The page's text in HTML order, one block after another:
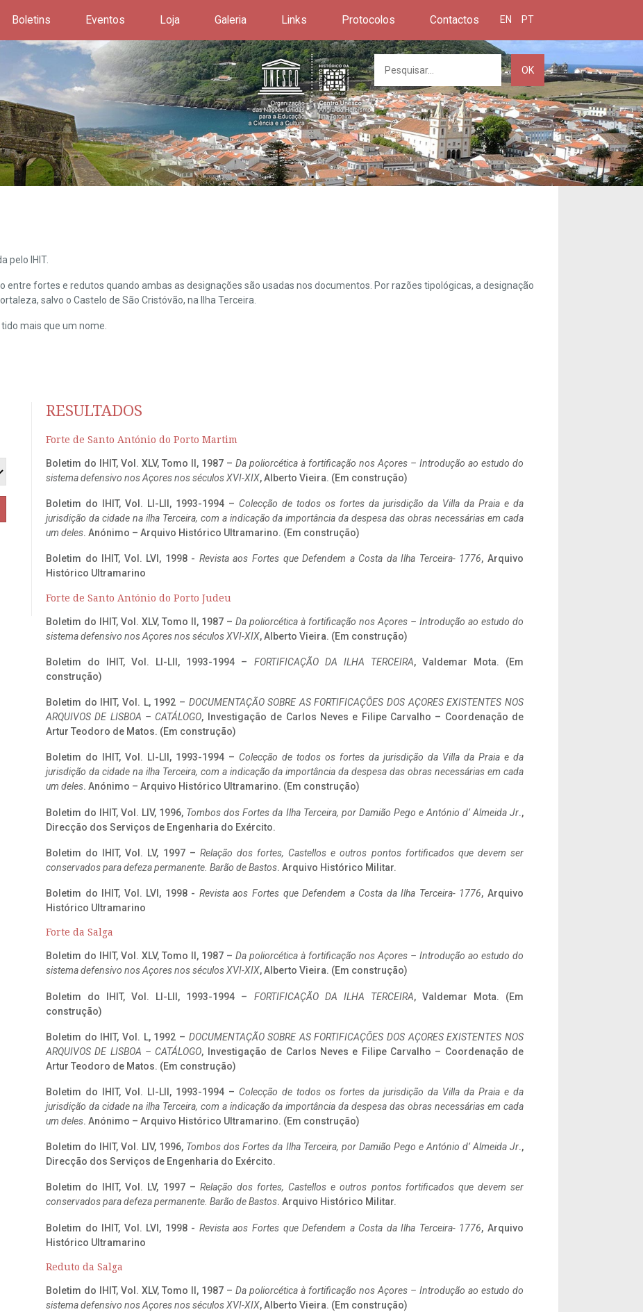
Boletins Eventos Loja Galeria Links Protocolos Contactos EN PT
OK
pelo IHIT.
entre fortes e redutos quando ambas as designações são usadas nos documentos. Por razões tipológicas, a designação
salvo o Castelo de São Cristóvão, na Ilha Terceira.
mais que um nome.
RESULTADOS
Forte de Santo António do Porto Martim
Boletim do IHIT, Vol. XLV, Tomo II, 1987 – Da poliorcética à fortificação nos Açores – Introdução ao estudo do
sistema defensivo nos Açores nos séculos XVI-XIX, Alberto Vieira. (Em construção)
Boletim do IHIT, Vol. LI-LII, 1993-1994 – Colecção de todos os fortes da jurisdição da Villa da Praia e da
jurisdição da cidade na ilha Terceira, com a indicação da importância da despesa das obras necessárias em cada
um deles. Anónimo – Arquivo Histórico Ultramarino. (Em construção)
Boletim do IHIT, Vol. LVI, 1998 - Revista aos Fortes que Defendem a Costa da Ilha Terceira- 1776, Arquivo
Histórico Ultramarino
Forte de Santo António do Porto Judeu
Boletim do IHIT, Vol. XLV, Tomo II, 1987 – Da poliorcética à fortificação nos Açores – Introdução ao estudo do
sistema defensivo nos Açores nos séculos XVI-XIX, Alberto Vieira. (Em construção)
Boletim do IHIT, Vol. LI-LII, 1993-1994 – FORTIFICAÇÃO DA ILHA TERCEIRA, Valdemar Mota. (Em
construção)
Boletim do IHIT, Vol. L, 1992 – DOCUMENTAÇÃO SOBRE AS FORTIFICAÇÕES DOS AÇORES EXISTENTES NOS
ARQUIVOS DE LISBOA – CATÁLOGO, Investigação de Carlos Neves e Filipe Carvalho – Coordenação de
Artur Teodoro de Matos. (Em construção)
Boletim do IHIT, Vol. LI-LII, 1993-1994 – Colecção de todos os fortes da jurisdição da Villa da Praia e da
jurisdição da cidade na ilha Terceira, com a indicação da importância da despesa das obras necessárias em cada
um deles. Anónimo – Arquivo Histórico Ultramarino. (Em construção)
Boletim do IHIT, Vol. LIV, 1996, Tombos dos Fortes da Ilha Terceira, por Damião Pego e António d’ Almeida Jr.,
Direcção dos Serviços de Engenharia do Exército.
Boletim do IHIT, Vol. LV, 1997 – Relação dos fortes, Castellos e outros pontos fortificados que devem ser
conservados para defeza permanente. Barão de Bastos. Arquivo Histórico Militar.
Boletim do IHIT, Vol. LVI, 1998 - Revista aos Fortes que Defendem a Costa da Ilha Terceira- 1776, Arquivo
Histórico Ultramarino
Forte da Salga
Boletim do IHIT, Vol. XLV, Tomo II, 1987 – Da poliorcética à fortificação nos Açores – Introdução ao estudo do
sistema defensivo nos Açores nos séculos XVI-XIX, Alberto Vieira. (Em construção)
Boletim do IHIT, Vol. LI-LII, 1993-1994 – FORTIFICAÇÃO DA ILHA TERCEIRA, Valdemar Mota. (Em
construção)
Boletim do IHIT, Vol. L, 1992 – DOCUMENTAÇÃO SOBRE AS FORTIFICAÇÕES DOS AÇORES EXISTENTES NOS
ARQUIVOS DE LISBOA – CATÁLOGO, Investigação de Carlos Neves e Filipe Carvalho – Coordenação de
Artur Teodoro de Matos. (Em construção)
Boletim do IHIT, Vol. LI-LII, 1993-1994 – Colecção de todos os fortes da jurisdição da Villa da Praia e da
jurisdição da cidade na ilha Terceira, com a indicação da importância da despesa das obras necessárias em cada
um deles. Anónimo – Arquivo Histórico Ultramarino. (Em construção)
Boletim do IHIT, Vol. LIV, 1996, Tombos dos Fortes da Ilha Terceira, por Damião Pego e António d’ Almeida Jr.,
Direcção dos Serviços de Engenharia do Exército.
Boletim do IHIT, Vol. LV, 1997 – Relação dos fortes, Castellos e outros pontos fortificados que devem ser
conservados para defeza permanente. Barão de Bastos. Arquivo Histórico Militar.
Boletim do IHIT, Vol. LVI, 1998 - Revista aos Fortes que Defendem a Costa da Ilha Terceira- 1776, Arquivo
Histórico Ultramarino
Reduto da Salga
Boletim do IHIT, Vol. XLV, Tomo II, 1987 – Da poliorcética à fortificação nos Açores – Introdução ao estudo do
sistema defensivo nos Açores nos séculos XVI-XIX, Alberto Vieira. (Em construção)